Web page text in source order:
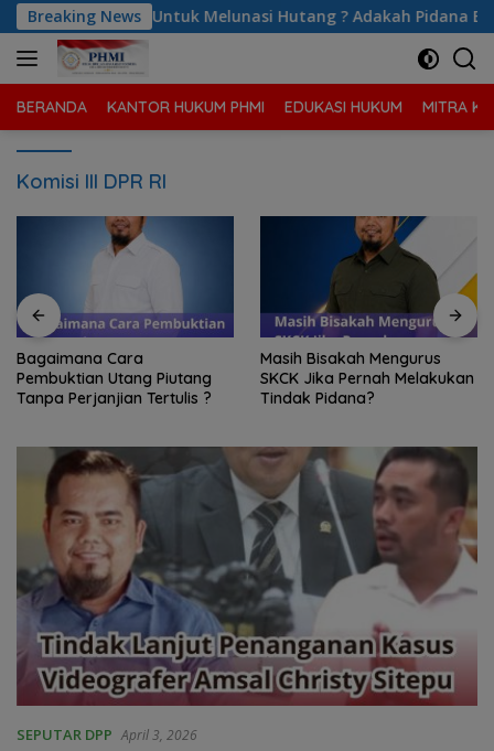
Langsung
ke
konten
Breaking News
Hutang ? Adakah Pidana Bagi yang Melakukan Sita
BERANDA KANTOR HUKUM PHMI EDUKASI HUKUM MITRA
Komisi III DPR RI
Bagaimana Cara
Pembuktian Utang Piutang
Tanpa Perjanjian Tertulis ?
Masih Bisakah Mengurus
SKCK Jika Pernah Melakukan
Tindak Pidana?
SEPUTAR DPP April 3, 2026